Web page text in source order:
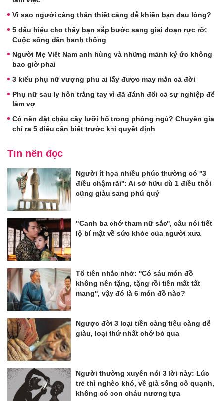
Vì sao người càng thân thiết càng dễ khiến bạn đau lòng?
5 dấu hiệu cho thấy bạn sắp bước sang giai đoạn rực rỡ:
Cuộc sống dần hanh thông
Người Mẹ Việt Nam anh hùng và những mảnh ký ức không
bao giờ phai
3 kiểu phụ nữ vượng phu ai lấy được may mắn cả đời
Phụ nữ sau ly hôn trắng tay vì đã đánh đổi cả sự nghiệp để
làm vợ
Có nên đặt chậu cây lưỡi hổ trong phòng ngủ? Chuyên gia
chỉ ra 5 điều cần biết trước khi quyết định
Tin nên đọc
Người ít họa nhiều phúc thường có ''3
điều chậm rãi'': Ai sở hữu dù 1 điều thôi
cũng giàu sang phú quý
"Canh ba chớ tham nữ sắc'', câu nói tiết
lộ bí mật về sức khỏe của người xưa
Tổ tiên nhắc nhở: ''Có sáu món đồ
không nên tặng, tặng rồi tiền mất tất
mang'', vậy đó là 6 món đồ nào?
Ngược đời 3 loại tiền càng tiêu càng dễ
giàu, loại thứ nhất chớ bỏ qua
Người thường xuyên nói 3 lời này: Lúc
trẻ thì nghèo khó, về già sống cô quạnh,
không có con cháu nương tựa